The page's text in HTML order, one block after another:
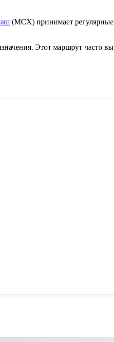
(MCX) принимает
Этот маршрут часто